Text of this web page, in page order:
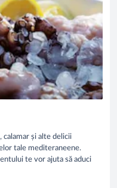
și alte delicii
tale mediteraneene.
te vor ajuta să aduci